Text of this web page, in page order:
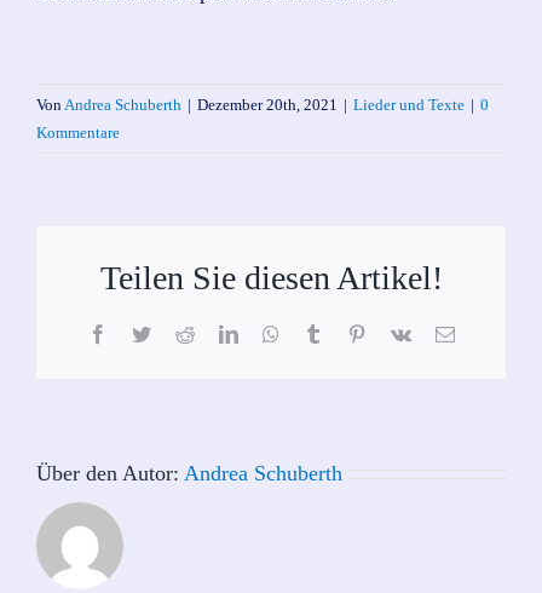
Von Andrea Schuberth | Dezember 20th, 2021 | Lieder und Texte | 0
Kommentare
Teilen Sie diesen Artikel!
Facebook
TwitterRedditLinkedInWhatsApp
TumblrPinterest
Vk
E-
Über den Autor: Andrea Schuberth